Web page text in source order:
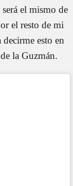
el mismo de
el resto de mi
esto en
la Guzmán.